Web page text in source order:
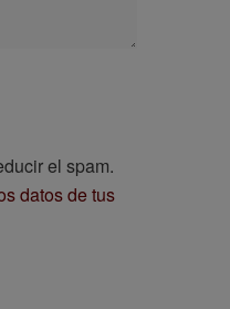
el spam.
datos de tus